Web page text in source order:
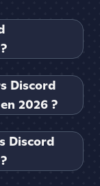
Discord
2026 ?
Discord